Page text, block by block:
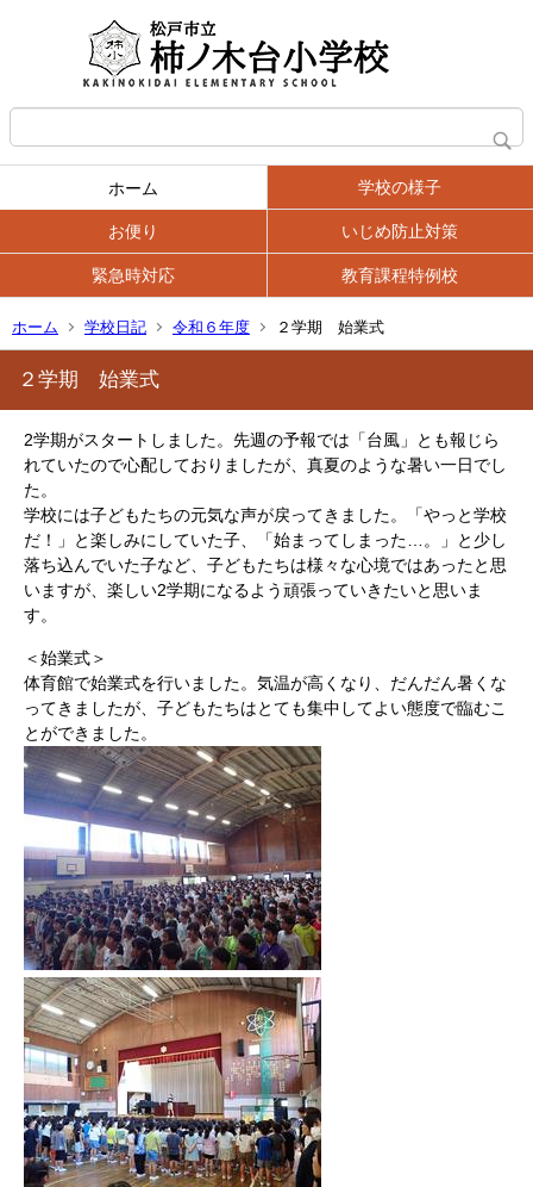
ホーム 学校の様子
お便り いじめ防止対策
緊急時対応 教育課程特例校
ホーム 学校日記 令和６年度 ２学期 始業式
２学期 始業式
2学期がスタートしました。先週の予報では「台風」とも報じら
れていたので心配しておりましたが、真夏のような暑い一日でし
た。
学校には子どもたちの元気な声が戻ってきました。「やっと学校
だ！」と楽しみにしていた子、「始まってしまった…。」と少し
落ち込んでいた子など、子どもたちは様々な心境ではあったと思
いますが、楽しい2学期になるよう頑張っていきたいと思いま
す。
＜始業式＞
体育館で始業式を行いました。気温が高くなり、だんだん暑くな
ってきましたが、子どもたちはとても集中してよい態度で臨むこ
とができました。